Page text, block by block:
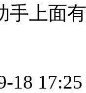
手上面
18 17:25